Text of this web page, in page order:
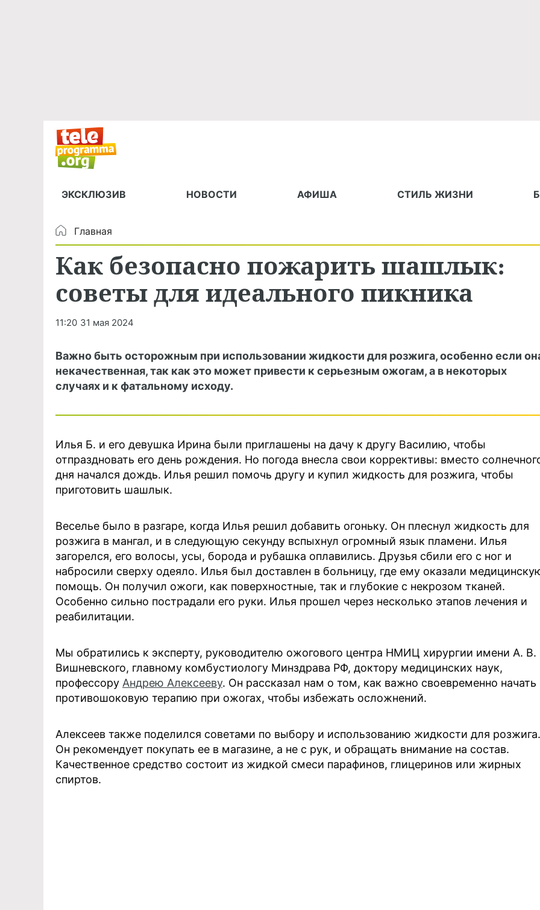
ЭКСКЛЮЗИВ НОВОСТИ АФИША СТИЛЬ ЖИЗНИ
Главная
Как безопасно пожарить шашлык:
советы для идеального пикника
11:20 31 мая 2024
Важно быть осторожным при использовании жидкости для розжига, особенно если
некачественная, так как это может привести к серьезным ожогам, а в некоторых
случаях и к фатальному исходу.
Илья Б. и его девушка Ирина были приглашены на дачу к другу Василию, чтобы
отпраздновать его день рождения. Но погода внесла свои коррективы: вместо
дня начался дождь. Илья решил помочь другу и купил жидкость для розжига, чтобы
приготовить шашлык.
Веселье было в разгаре, когда Илья решил добавить огоньку. Он плеснул жидкость для
розжига в мангал, и в следующую секунду вспыхнул огромный язык пламени. Илья
загорелся, его волосы, усы, борода и рубашка оплавились. Друзья сбили его с ног и
набросили сверху одеяло. Илья был доставлен в больницу, где ему оказали
помощь. Он получил ожоги, как поверхностные, так и глубокие с некрозом тканей.
Особенно сильно пострадали его руки. Илья прошел через несколько этапов лечения и
реабилитации.
Мы обратились к эксперту, руководителю ожогового центра НМИЦ хирургии имени А. В.
Вишневского, главному комбустиологу Минздрава РФ, доктору медицинских наук,
профессору Андрею Алексееву. Он рассказал нам о том, как важно своевременно начать
противошоковую терапию при ожогах, чтобы избежать осложнений.
Алексеев также поделился советами по выбору и использованию жидкости для розжига.
Он рекомендует покупать ее в магазине, а не с рук, и обращать внимание на состав.
Качественное средство состоит из жидкой смеси парафинов, глицеринов или жирных
спиртов.